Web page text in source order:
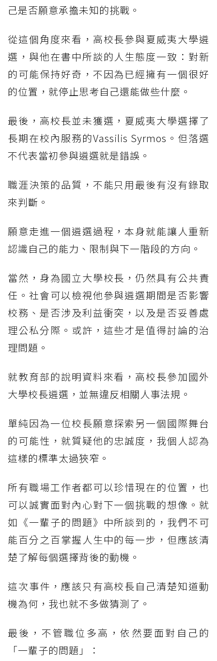
己是否願意承擔未知的挑戰。
從這個角度來看，高校長參與夏威夷大學遴
選，與他在書中所談的人生態度一致：對新
的可能保持好奇，不因為已經擁有一個很好
的位置，就停止思考自己還能做些什麼。
最後，高校長並未獲選，夏威夷大學選擇了
長期在校內服務的Vassilis Syrmos。但落選
不代表當初參與遴選就是錯誤。
職涯決策的品質，不能只用最後有沒有錄取
來判斷。
願意走進一個遴選過程，本身就能讓人重新
認識自己的能力、限制與下一階段的方向。
當然，身為國立大學校長，仍然具有公共責
任。社會可以檢視他參與遴選期間是否影響
校務、是否涉及利益衝突，以及是否妥善處
理公私分際。或許，這些才是值得討論的治
理問題。
就教育部的說明資料來看，高校長參加國外
大學校長遴選，並無違反相關人事法規。
單純因為一位校長願意探索另一個國際舞台
的可能性，就質疑他的忠誠度，我個人認為
這樣的標準太過狹窄。
所有職場工作者都可以珍惜現在的位置，也
可以誠實面對內心對下一個挑戰的想像。就
如《一輩子的問題》中所談到的，我們不可
能百分之百掌握人生中的每一步，但應該清
楚了解每個選擇背後的動機。
這次事件，應該只有高校長自己清楚知道動
機為何，我也就不多做猜測了。
最後，不管職位多高，依然要面對自己的
「一輩子的問題」：